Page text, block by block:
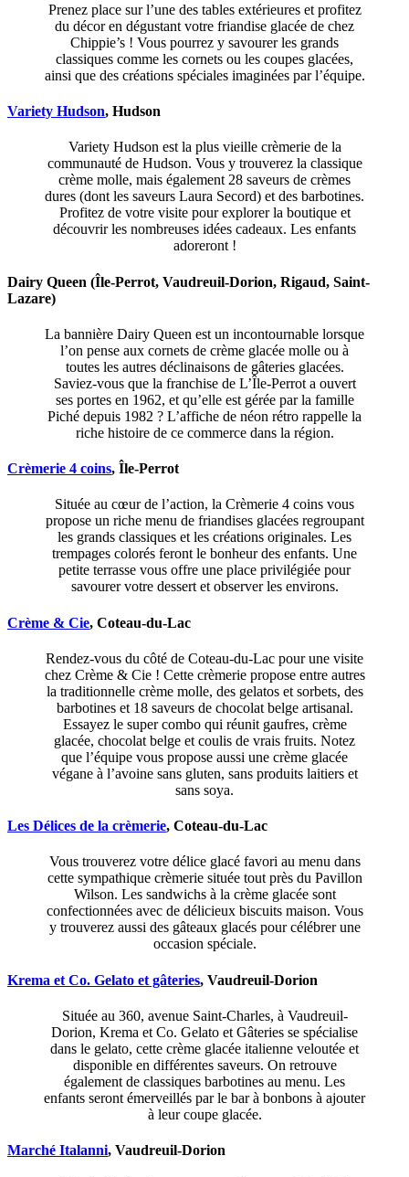
Prenez place sur l’une des tables extérieures et profitez
du décor en dégustant votre friandise glacée de chez
Chippie’s ! Vous pourrez y savourer les grands
classiques comme les cornets ou les coupes glacées,
ainsi que des créations spéciales imaginées par l’équipe.
Variety Hudson, Hudson
Variety Hudson est la plus vieille crèmerie de la
communauté de Hudson. Vous y trouverez la classique
crème molle, mais également 28 saveurs de crèmes
dures (dont les saveurs Laura Secord) et des barbotines.
Profitez de votre visite pour explorer la boutique et
découvrir les nombreuses idées cadeaux. Les enfants
adoreront !
Dairy Queen (Île-Perrot, Vaudreuil-Dorion, Rigaud, Saint-
Lazare)
La bannière Dairy Queen est un incontournable lorsque
l’on pense aux cornets de crème glacée molle ou à
toutes les autres déclinaisons de gâteries glacées.
Saviez-vous que la franchise de L’Île-Perrot a ouvert
ses portes en 1962, et qu’elle est gérée par la famille
Piché depuis 1982 ? L’affiche de néon rétro rappelle la
riche histoire de ce commerce dans la région.
Crèmerie 4 coins, Île-Perrot
Située au cœur de l’action, la Crèmerie 4 coins vous
propose un riche menu de friandises glacées regroupant
les grands classiques et les créations originales. Les
trempages colorés feront le bonheur des enfants. Une
petite terrasse vous offre une place privilégiée pour
savourer votre dessert et observer les environs.
Crème & Cie, Coteau-du-Lac
Rendez-vous du côté de Coteau-du-Lac pour une visite
chez Crème & Cie ! Cette crèmerie propose entre autres
la traditionnelle crème molle, des gelatos et sorbets, des
barbotines et 18 saveurs de chocolat belge artisanal.
Essayez le super combo qui réunit gaufres, crème
glacée, chocolat belge et coulis de vrais fruits. Notez
que l’équipe vous propose aussi une crème glacée
végane à l’avoine sans gluten, sans produits laitiers et
sans soya.
Les Délices de la crèmerie, Coteau-du-Lac
Vous trouverez votre délice glacé favori au menu dans
cette sympathique crèmerie située tout près du Pavillon
Wilson. Les sandwichs à la crème glacée sont
confectionnées avec de délicieux biscuits maison. Vous
y trouverez aussi des gâteaux glacés pour célébrer une
occasion spéciale.
Krema et Co. Gelato et gâteries, Vaudreuil-Dorion
Située au 360, avenue Saint-Charles, à Vaudreuil-
Dorion, Krema et Co. Gelato et Gâteries se spécialise
dans le gelato, cette crème glacée italienne veloutée et
disponible en différentes saveurs. On retrouve
également de classiques barbotines au menu. Les
enfants seront émerveillés par le bar à bonbons à ajouter
à leur coupe glacée.
Marché Italanni, Vaudreuil-Dorion